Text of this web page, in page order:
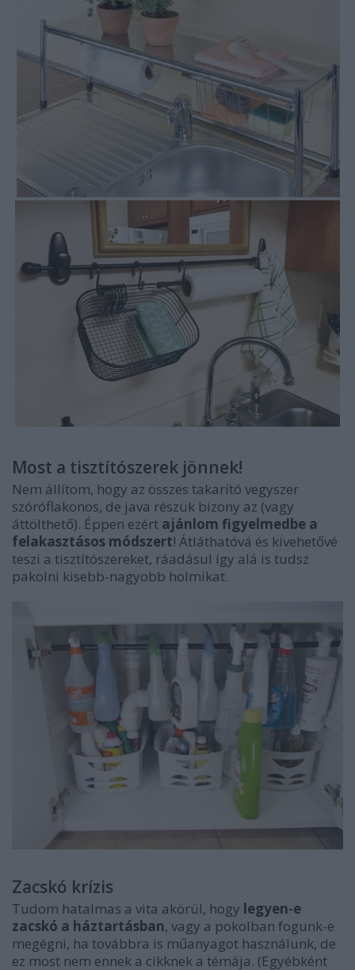
Most a tisztítószerek jönnek!
Nem állítom, hogy az összes takarító vegyszer
szóróflakonos, de java részük bizony az (vagy
áttölthető). Éppen ezért ajánlom figyelmedbe a
felakasztásos módszert! Átláthatóvá és kivehetővé
teszi a tisztítószereket, ráadásul így alá is tudsz
pakolni kisebb-nagyobb holmikat.
Zacskó krízis
Tudom hatalmas a vita akörül, hogy legyen-e
zacskó a háztartásban, vagy a pokolban fogunk-e
megégni, ha továbbra is műanyagot használunk, de
ez most nem ennek a cikknek a témája. (Egyébként